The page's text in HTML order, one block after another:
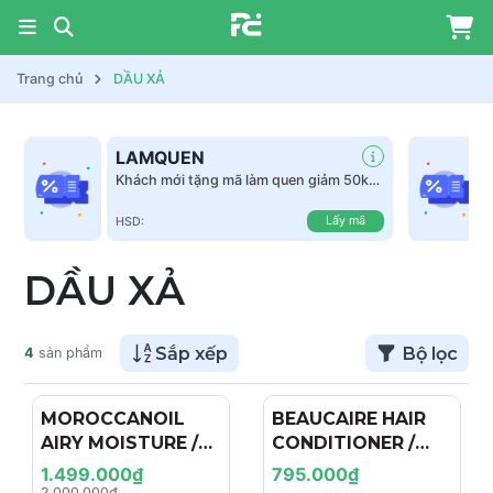
Trang chủ DẦU XẢ
LAMQUEN
Khách mới tặng mã làm quen giảm 50k
HSD: Lấy mã
DẦU XẢ
4 sản phẩm Sắp xếp Bộ lọc
- 25%
MOROCCANOIL
AIRY MOISTURE /
CẶP DẦU GỘI XẢ
1.499.000₫
BEAUCAIRE HAIR
CONDITIONER /
DẦU XẢ
795.000₫